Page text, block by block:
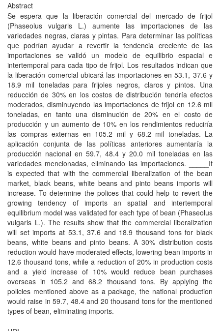
Abstract
Se espera que la liberación comercial del mercado de frijol
(Phaseolus vulgaris L.) aumente las importaciones de las
variedades negras, claras y pintas. Para determinar las políticas
que podrían ayudar a revertir la tendencia creciente de las
importaciones se validó un modelo de equilibrio espacial e
intertemporal para cada tipo de frijol. Los resultados indican que
la liberación comercial ubicará las importaciones en 53.1, 37.6 y
18.9 mil toneladas para frijoles negros, claros y pintos. Una
reducción de 30% en los costos de distribución tendría efectos
moderados, disminuyendo las importaciones de frijol en 12.6 mil
toneladas, en tanto una disminución de 20% en el costo de
producción y un aumento de 10% en los rendimientos reduciría
las compras externas en 105.2 mil y 68.2 mil toneladas. La
aplicación conjunta de las políticas anteriores aumentaría la
producción nacional en 59.7, 48.4 y 20.0 mil toneladas en las
variedades mencionadas, eliminando las importaciones. _____It
is expected that with the commercial liberalization of the bean
market, black beans, white beans and pinto beans imports will
increase. To determine the polices that could help to revert the
growing tendency of imports an spatial and intertemporal
equilibrium model was validated for each type of bean (Phaseolus
vulgaris L.). The results show that the commercial liberalization
will set imports at 53.1, 37.6 and 18.9 thousand tons for black
beans, white beans and pinto beans. A 30% distribution costs
reduction would have moderated effects, lowering bean imports in
12.6 thousand tons, while a reduction of 20% in production costs
and a yield increase of 10% would reduce bean purchases
overseas in 105.2 and 68.2 thousand tons. By applying the
policies mentioned above as a package, the national production
would raise in 59.7, 48.4 and 20 thousand tons for the mentioned
types of bean, eliminating imports.